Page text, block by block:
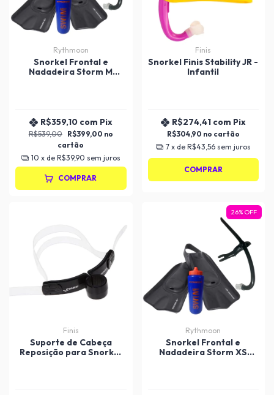
Rythmoon
Snorkel Frontal e
Nadadeira Storm M
R$539,00 R$399,00
R$359,10 com Pix
10 x de R$39,90 sem juros
COMPRAR
Finis
Snorkel Finis Stability JR -
Infantil
R$304,90
R$274,41 com Pix
7 x de R$43,56 sem juros
COMPRAR
Finis
Suporte de Cabeça
Reposição para Snorkel
26% OFF
Rythmoon
Snorkel Frontal e
Nadadeira Storm XS